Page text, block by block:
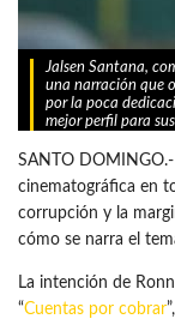
Jalsen Santana,
una narración que
por la poca
mejor perfil para
SANTO
cinematográfica en
corrupción y la
cómo se narra el
La intención de
“Cuentas por cobrar